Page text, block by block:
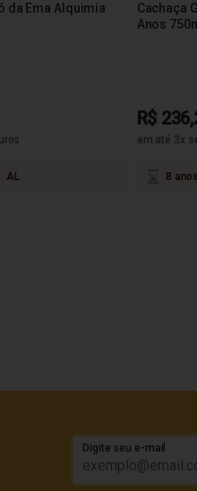
da Ema Alquimia
AL
Cachaça
Anos
R$
em até 3x
8 anos
Digite seu e-mail